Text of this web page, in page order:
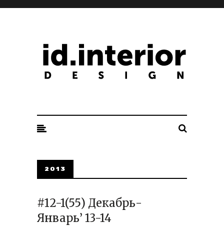
2013
#12-1(55) Декабрь-
Январь’ 13-14